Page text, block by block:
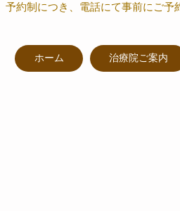
予約制につき、電話にて事前にご予
ホーム 治療院ご案内